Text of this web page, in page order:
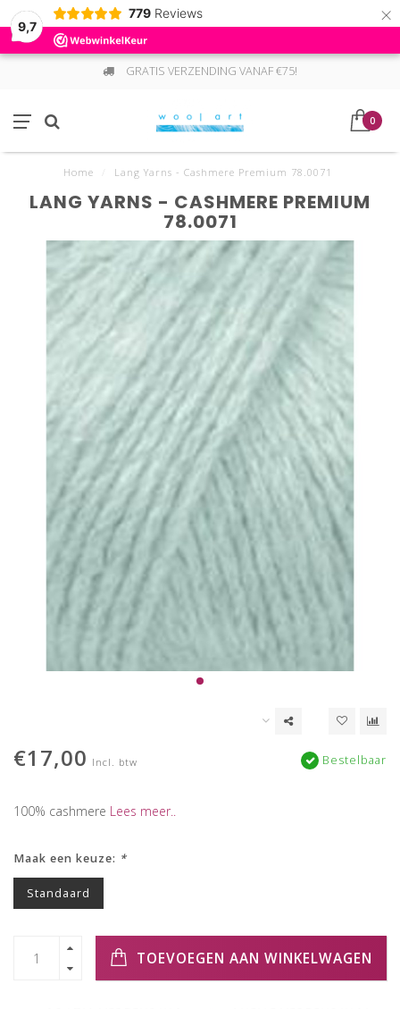
9,7
779 Reviews ×
GRATIS VERZENDING VANAF €75!
0
Home Lang Yarns - Cashmere Premium 78.0071
LANG YARNS - CASHMERE PREMIUM
78.0071
€17,00 Incl. btw Bestelbaar
100% cashmere Lees meer..
Maak een keuze: *
Standaard
TOEVOEGEN AAN WINKELWAGEN